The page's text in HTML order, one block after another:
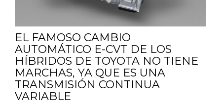
EL FAMOSO CAMBIO
AUTOMÁTICO E-CVT DE LOS
HÍBRIDOS DE TOYOTA NO TIENE
MARCHAS, YA QUE ES UNA
TRANSMISIÓN CONTINUA
VARIABLE